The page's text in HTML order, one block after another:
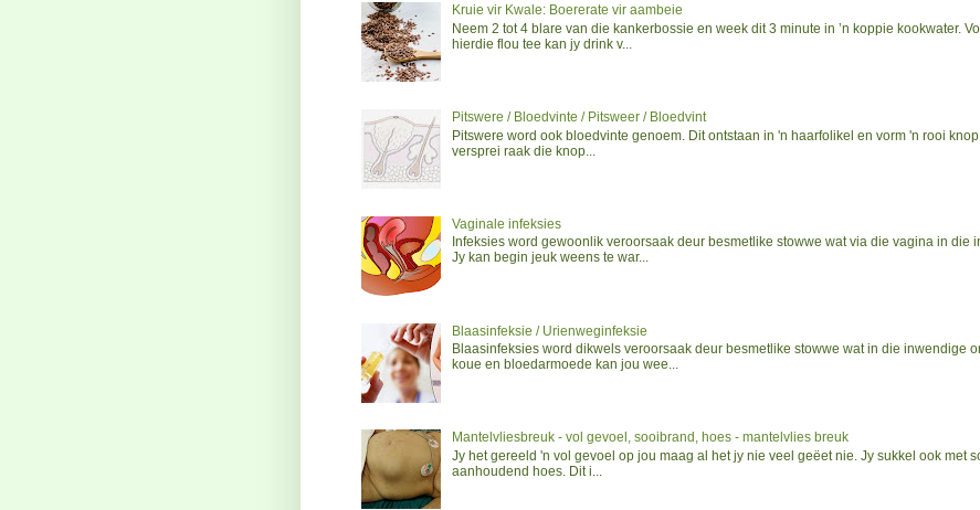
Kruie vir Kwale: Boererate vir aambeie
Neem 2 tot 4 blare van die kankerbossie en week dit 3 minute in ’n koppie kookwater.
hierdie flou tee kan jy drink v...
Pitswere / Bloedvinte / Pitsweer / Bloedvint
Pitswere word ook bloedvinte genoem. Dit ontstaan in 'n haarfolikel en vorm 'n rooi
versprei raak die knop...
Vaginale infeksies
Infeksies word gewoonlik veroorsaak deur besmetlike stowwe wat via die vagina in die
Jy kan begin jeuk weens te war...
Blaasinfeksie / Urienweginfeksie
Blaasinfeksies word dikwels veroorsaak deur besmetlike stowwe wat in die inwendige
koue en bloedarmoede kan jou wee...
Mantelvliesbreuk - vol gevoel, sooibrand, hoes - mantelvlies breuk
Jy het gereeld 'n vol gevoel op jou maag al het jy nie veel geëet nie. Jy sukkel ook met
aanhoudend hoes. Dit i...